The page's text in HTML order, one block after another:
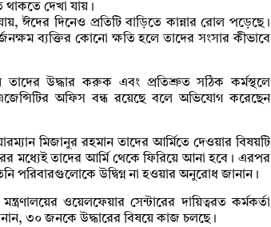
থাকতে দেখা যায়।
ঈদের দিনেও প্রতিটি বাড়িতে কান্নার রোল পড়েছে।
ব্যক্তির কোনো ক্ষতি হলে তাদের সংসার কীভাবে
উদ্ধার করুক এবং প্রতিশ্রুত সঠিক কর্মস্থলে
অফিস বন্ধ রয়েছে বলে অভিযোগ করেছেন
মিজানুর রহমান তাদের আর্মিতে দেওয়ার বিষয়টি
মধ্যেই তাদের আর্মি থেকে ফিরিয়ে আনা হবে। এরপর
পরিবারগুলোকে উদ্বিগ্ন না হওয়ার অনুরোধ জানান।
ওয়েলফেয়ার সেন্টারের দায়িত্বরত কর্মকর্তা
৩০ জনকে উদ্ধারের বিষয়ে কাজ চলছে।